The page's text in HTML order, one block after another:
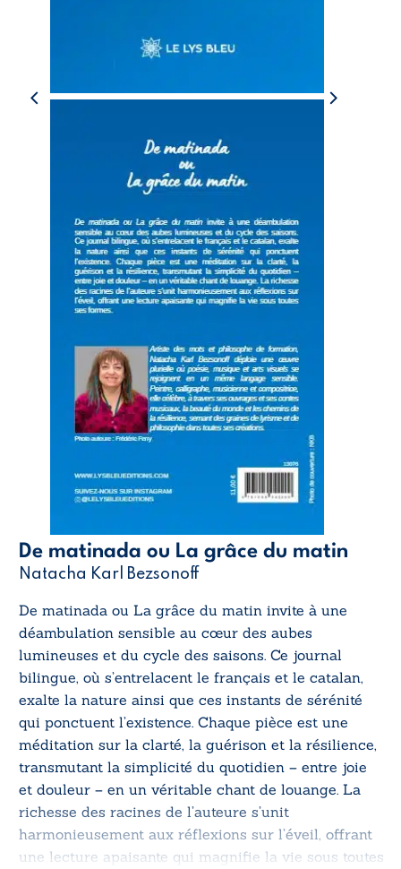
De matinada ou La grâce du matin
Natacha Karl Bezsonoff
De matinada ou La grâce du matin invite à une
déambulation sensible au cœur des aubes
lumineuses et du cycle des saisons. Ce journal
bilingue, où s’entrelacent le français et le catalan,
exalte la nature ainsi que ces instants de sérénité
qui ponctuent l’existence. Chaque pièce est une
méditation sur la clarté, la guérison et la résilience,
transmutant la simplicité du quotidien – entre joie
et douleur – en un véritable chant de louange. La
richesse des racines de l’auteure s’unit
harmonieusement aux réflexions sur l’éveil, offrant
une lecture apaisante qui magnifie la vie sous toutes